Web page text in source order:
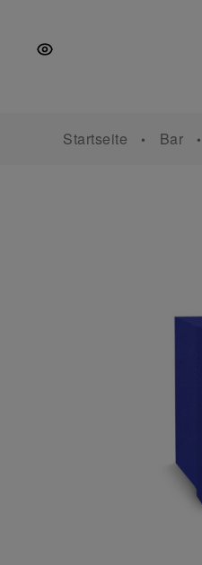
springen
springen
springen
Startseite Bar